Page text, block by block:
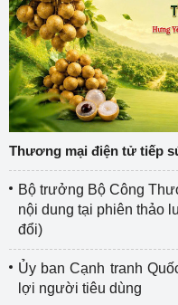
Thương mại điện tử tiếp
Bộ trưởng Bộ Công
nội dung tại phiên thảo
đổi)
Ủy ban Cạnh tranh
lợi người tiêu dùng